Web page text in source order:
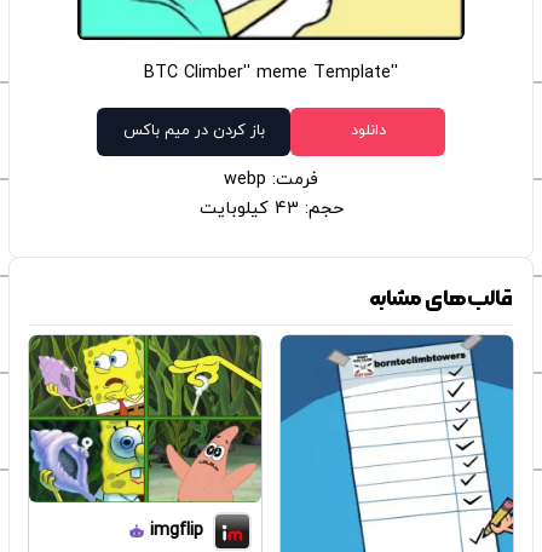
''BTC Climber'' meme Template
دانلود باز کردن در میم باکس
فرمت: webp
حجم: 43 کیلوبایت
قالب‌های مشابه
imgflip